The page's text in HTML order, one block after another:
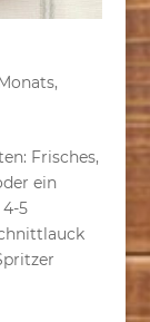
,
Frisches,
ein
5